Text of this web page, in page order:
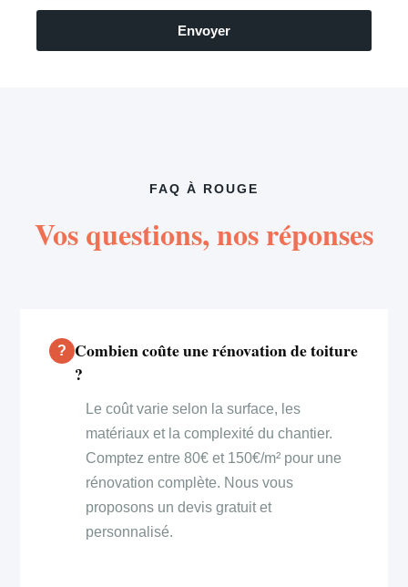
Envoyer
FAQ À ROUGE
Vos questions, nos réponses
Combien coûte une rénovation de toiture
?
Le coût varie selon la surface, les
matériaux et la complexité du chantier.
Comptez entre 80€ et 150€/m² pour une
rénovation complète. Nous vous
proposons un devis gratuit et
personnalisé.